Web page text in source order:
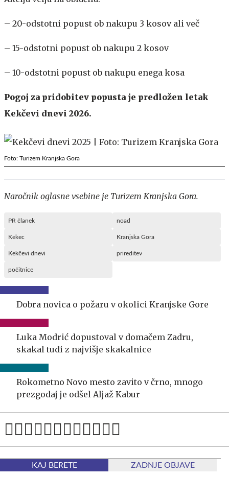
– 20-odstotni popust ob nakupu 3 kosov ali več
– 15-odstotni popust ob nakupu 2 kosov
– 10-odstotni popust ob nakupu enega kosa
Pogoj za pridobitev popusta je predložen letak
Kekčevi dnevi 2026.
Foto: Turizem Kranjska Gora
Naročnik oglasne vsebine je Turizem Kranjska Gora.
PR članek noad
Kekec Kranjska Gora
Kekčevi dnevi prireditev
počitnice
Dobra novica o požaru v okolici Kranjske Gore
Luka Modrić dopustoval v domačem Zadru,
skakal tudi z najvišje skakalnice
Rokometno Novo mesto zavito v črno, mnogo
prezgodaj je odšel Aljaž Kabur
KAJ BERETE ZADNJE OBJAVE